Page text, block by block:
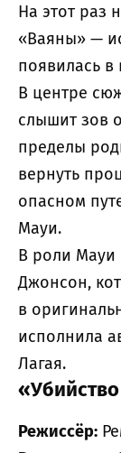
На этот раз
«Ваяны» —
появилась в
В центре
слышит зов
пределы
вернуть
опасном
Мауи.
В роли Мауи
Джонсон,
в
исполнила
Лагая.
Режиссёр: